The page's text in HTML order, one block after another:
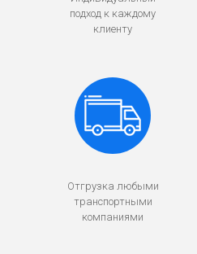
подход к каждому
клиенту
Отгрузка любыми
транспортными
компаниями